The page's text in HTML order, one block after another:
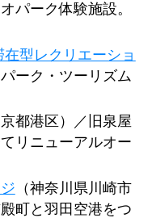
パーク体験施設。
型レクリエーショ
ーク・ツーリズム
都港区）／旧泉屋
リニューアルオー
（神奈川県川崎市
町と羽田空港をつ